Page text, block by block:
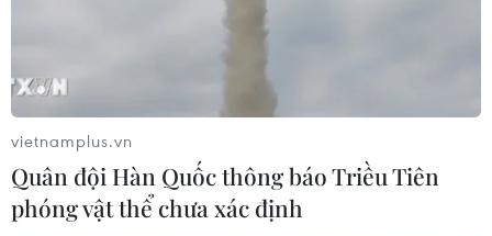
Lễ đón Thủ tướng Phạm Minh
Chính dự Hội nghị thượng đỉnh G7 mở
rộng
Chiều 20/5/2023, tại Hiroshima, Nhật Bản, Thủ tướng
Nhật Bản Kishida Fumio đón Thủ tướng Phạm Minh
Chính và Trưởng đoàn các nước tham dự Hội nghị
vietnamplus.vn
Quân đội Hàn Quốc thông báo Triều Tiên
phóng vật thể chưa xác định